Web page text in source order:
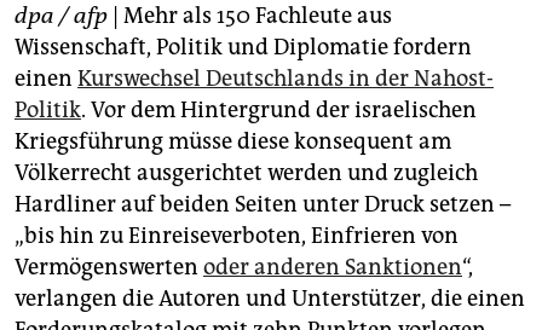
unterstützen
abo
genossenschaft
epaper login
dpa / afp | Mehr als 150 Fachleute aus
Wissenschaft, Politik und Diplomatie fordern
einen Kurswechsel Deutschlands in der Nahost-
Politik. Vor dem Hintergrund der israelischen
Kriegsführung müsse diese konsequent am
Völkerrecht ausgerichtet werden und zugleich
Hardliner auf beiden Seiten unter Druck setzen –
„bis hin zu Einreiseverboten, Einfrieren von
Vermögenswerten oder anderen Sanktionen“,
verlangen die Autoren und Unterstützer, die einen